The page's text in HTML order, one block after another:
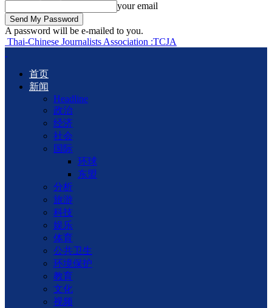
your email
A password will be e-mailed to you.
Thai-Chinese Journalists Association :TCJA
首页
新闻
Headline
政治
经济
社会
国际
环球
东盟
分析
旅游
科技
娱乐
体育
公共卫生
环境保护
教育
文化
视频